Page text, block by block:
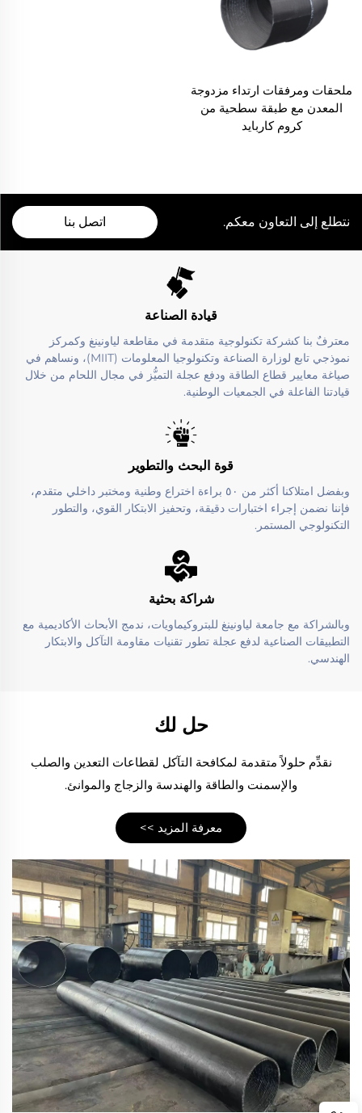
ملحقات ومرفقات ارتداء مزدوجة
المعدن مع طبقة سطحية من
كروم كاربايد
نتطلع إلى التعاون معكم. اتصل بنا
قيادة الصناعة
معترفٌ بنا كشركة تكنولوجية متقدمة في مقاطعة لياونينغ وكمركز
نموذجي تابع لوزارة الصناعة وتكنولوجيا المعلومات (MIIT)، ونساهم في
صياغة معايير قطاع الطاقة ودفع عجلة التميُّز في مجال اللحام من خلال
قيادتنا الفاعلة في الجمعيات الوطنية.
قوة البحث والتطوير
وبفضل امتلاكنا أكثر من ٥٠ براءة اختراع وطنية ومختبر داخلي متقدم،
فإننا نضمن إجراء اختبارات دقيقة، وتحفيز الابتكار القوي، والتطور
التكنولوجي المستمر.
شراكة بحثية
وبالشراكة مع جامعة لياونينغ للبتروكيماويات، ندمج الأبحاث الأكاديمية مع
التطبيقات الصناعية لدفع عجلة تطور تقنيات مقاومة التآكل والابتكار
الهندسي.
حل لك
نقدِّم حلولاً متقدمة لمكافحة التآكل لقطاعات التعدين والصلب
والإسمنت والطاقة والهندسة والزجاج والموانئ.
معرفة المزيد >>